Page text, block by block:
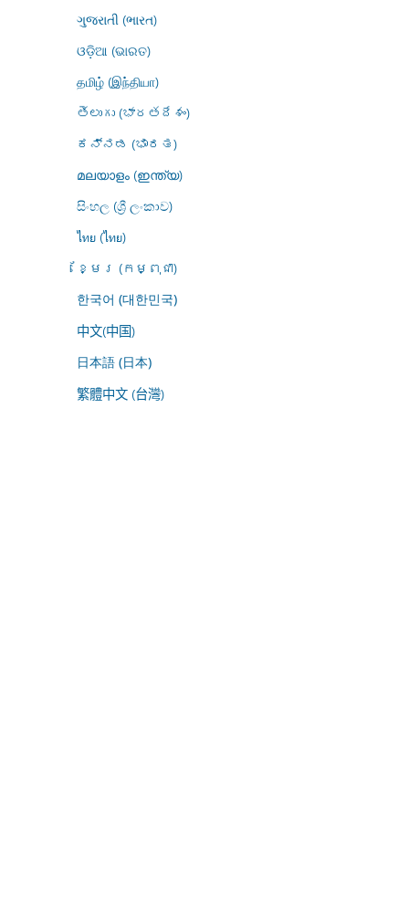
ગુજરાતી (ભારત)
ଓଡ଼ିଆ (ଭାରତ)
தமிழ் (இந்தியா)
తెలుగు (భారతదేశం)
ಕನ್ನಡ (ಭಾರತ)
മലയാളം (ഇന്ത്യ)
සිංහල (ශ්‍රී ලංකාව)
ไทย (ไทย)
ខ្មែរ (កម្ពុជា)
한국어 (대한민국)
中文(中国)
日本語 (日本)
繁體中文 (台灣)